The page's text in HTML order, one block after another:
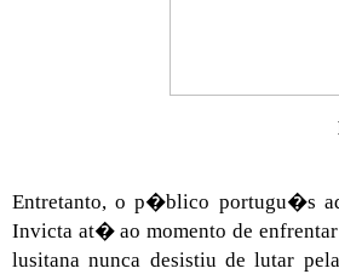
Entretanto, o p�blico portugu�s
Invicta at� ao momento de enfrentar
lusitana nunca desistiu de lutar